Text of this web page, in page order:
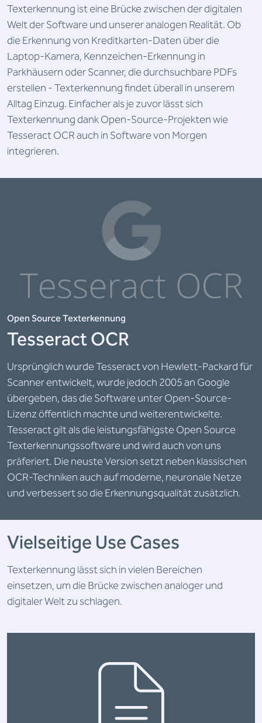
Texterkennung ist eine Brücke zwischen der digitalen
Welt der Software und unserer analogen Realität. Ob
die Erkennung von Kreditkarten-Daten über die
Laptop-Kamera, Kennzeichen-Erkennung in
Parkhäusern oder Scanner, die durchsuchbare PDFs
erstellen - Texterkennung findet überall in unserem
Alltag Einzug. Einfacher als je zuvor lässt sich
Texterkennung dank Open-Source-Projekten wie
Tesseract OCR auch in Software von Morgen
integrieren.
Open Source Texterkennung
Tesseract OCR
Ursprünglich wurde Tesseract von Hewlett-Packard für
Scanner entwickelt, wurde jedoch 2005 an Google
übergeben, das die Software unter Open-Source-
Lizenz öffentlich machte und weiterentwickelte.
Tesseract gilt als die leistungsfähigste Open Source
Texterkennungssoftware und wird auch von uns
präferiert. Die neuste Version setzt neben klassischen
OCR-Techniken auch auf moderne, neuronale Netze
und verbessert so die Erkennungsqualität zusätzlich.
Vielseitige Use Cases
Texterkennung lässt sich in vielen Bereichen
einsetzen, um die Brücke zwischen analoger und
digitaler Welt zu schlagen.